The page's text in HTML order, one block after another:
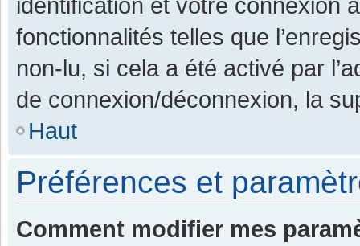
fonctionnalités telles que
non-lu, si cela a été activé par
de connexion/déconnexion, la
Haut
Préférences et
Comment modifier mes